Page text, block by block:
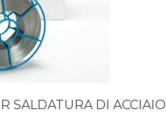
SALDATURA DI